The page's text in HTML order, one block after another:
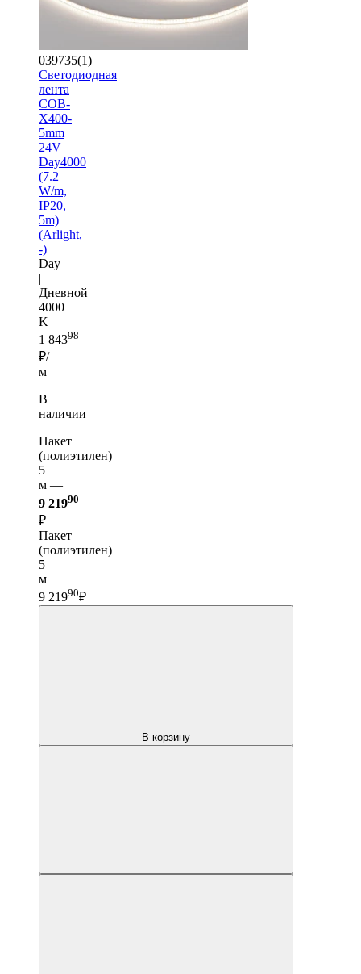
039735(1)
Светодиодная
лента
COB-
X400-
5mm
24V
Day4000
(7.2
W/m,
IP20,
5m)
(Arlight,
-)
Day
|
Дневной
4000
K
1 84398
₽/
м
В
наличии
Пакет
(полиэтилен)
5
м —
9 21990
₽
Пакет
(полиэтилен)
5
м
9 21990₽
В корзину